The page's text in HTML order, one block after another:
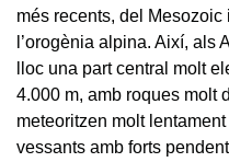
més recents, del
l’orogènia alpina. Així, als
lloc una part central molt
4.000 m, amb roques molt
meteoritzen molt
vessants amb forts